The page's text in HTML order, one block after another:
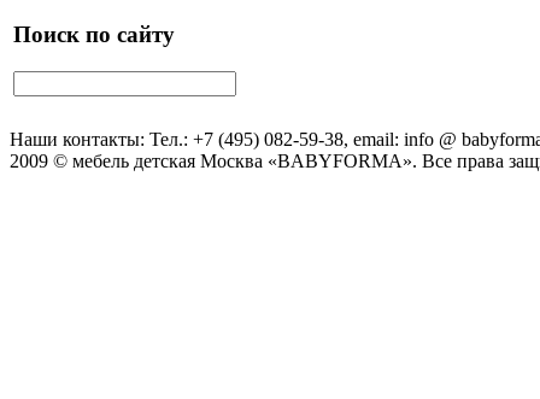
Поиск по сайту
Наши контакты: Тел.: +7 (495) 082-59-38, email: info @
2009 © мебель детская Москва «BABYFORMA». Все права